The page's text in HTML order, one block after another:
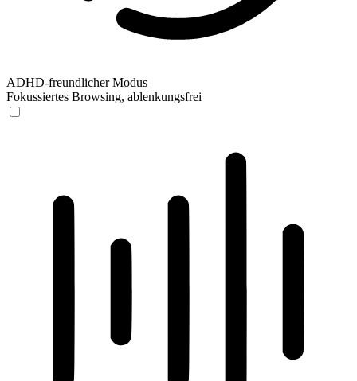
ADHD-freundlicher Modus
Fokussiertes Browsing, ablenkungsfrei